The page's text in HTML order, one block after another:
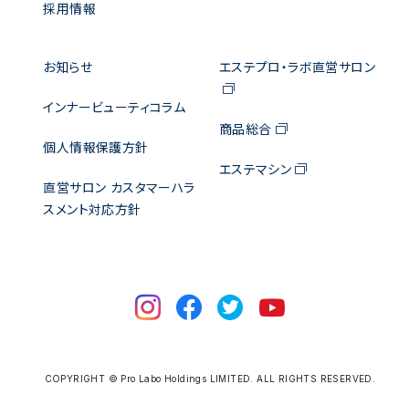
採用情報
お知らせ
インナービューティコラム
個人情報保護方針
直営サロン カスタマーハラ
スメント対応方針
エステプロ・ラボ直営サロン
商品総合
エステマシン
COPYRIGHT © Pro Labo Holdings LIMITED. ALL RIGHTS RESERVED.